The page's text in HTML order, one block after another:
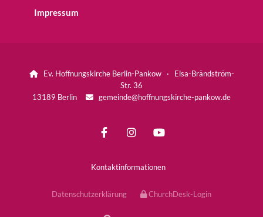
Impressum
Ev. Hoffnungskirche Berlin-Pankow · Elsa-Brändström-
Str. 36
13189 Berlin
 gemeinde@hoffnungskirche-pankow.de
Kontaktinformationen
Datenschutzerklärung ChurchDesk-Login